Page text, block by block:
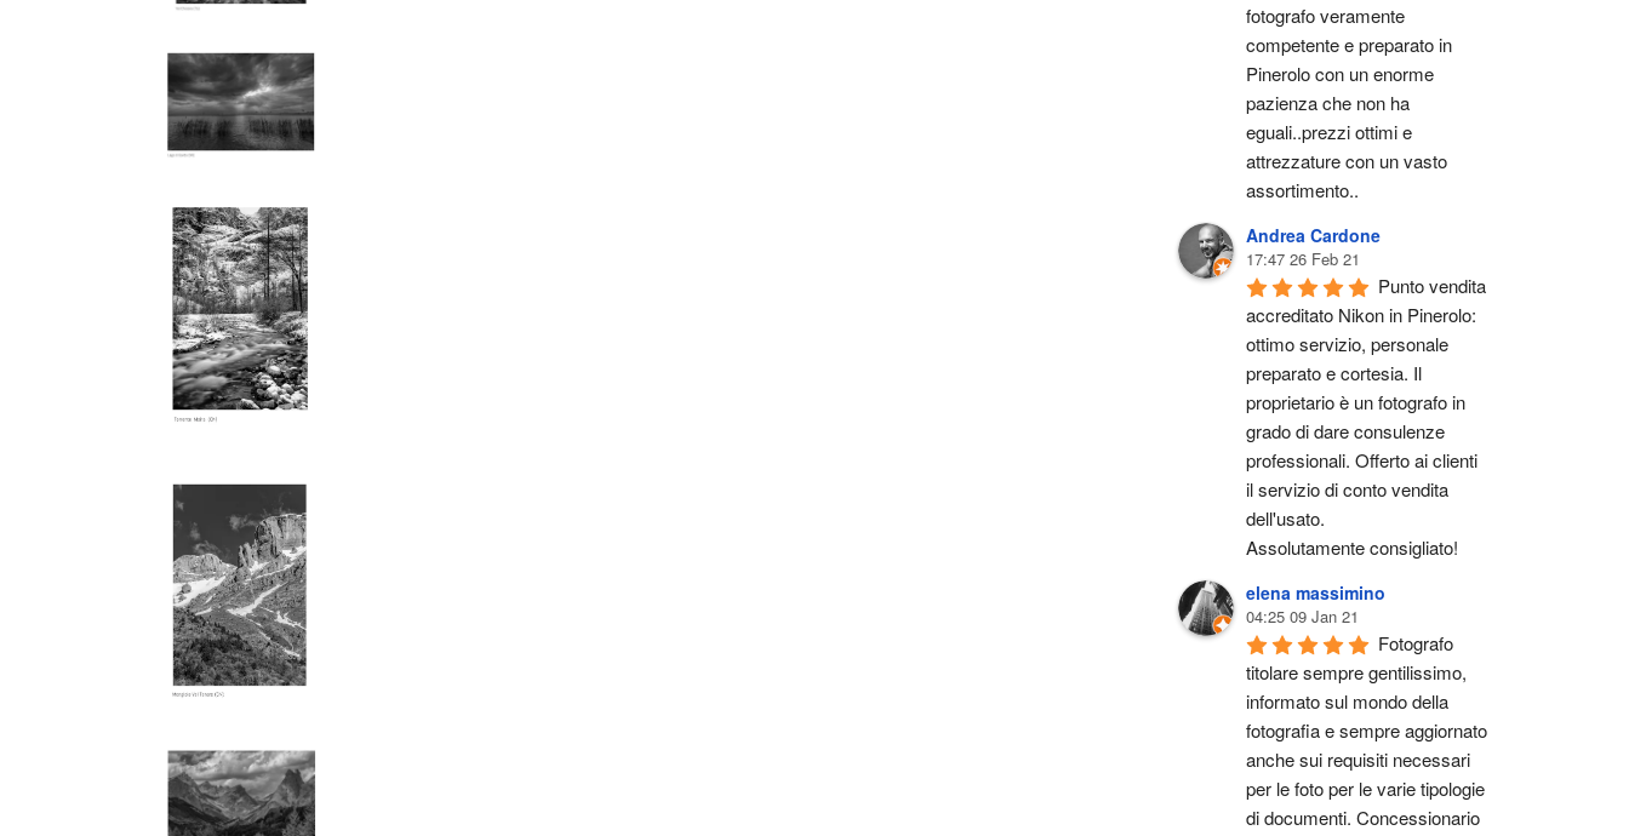
fotografo veramente
competente e preparato in
Pinerolo con un enorme
pazienza che non ha
eguali..prezzi ottimi e
attrezzature con un vasto
assortimento..
Andrea Cardone
17:47 26 Feb 21
Punto vendita
accreditato Nikon in Pinerolo:
ottimo servizio, personale
preparato e cortesia. Il
proprietario è un fotografo in
grado di dare consulenze
professionali. Offerto ai clienti
il servizio di conto vendita
dell'usato.
Assolutamente consigliato!
elena massimino
04:25 09 Jan 21
Fotografo
titolare sempre gentilissimo,
informato sul mondo della
fotografia e sempre aggiornato
anche sui requisiti necessari
per le foto per le varie tipologie
di documenti. Concessionario